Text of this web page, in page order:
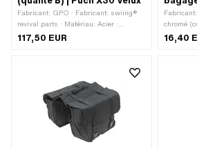
Fabricant: GPO · Fabricant: swiing®
revival parts · Matériau: Acier ·
Surface: chromé · Couleur: Chrome ·
Taille des roues: 19 "
117,50 EUR
chromé
Longueur
130 mm
16,40